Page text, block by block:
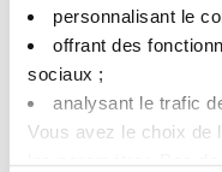
personnalisant le
offrant des
sociaux ; ​
analysant le trafic
Vous avez le choix de
les paramétrer.​ Pas
INVENTEC也参与了
是可堆叠的，以便
上的车辆数量并降低